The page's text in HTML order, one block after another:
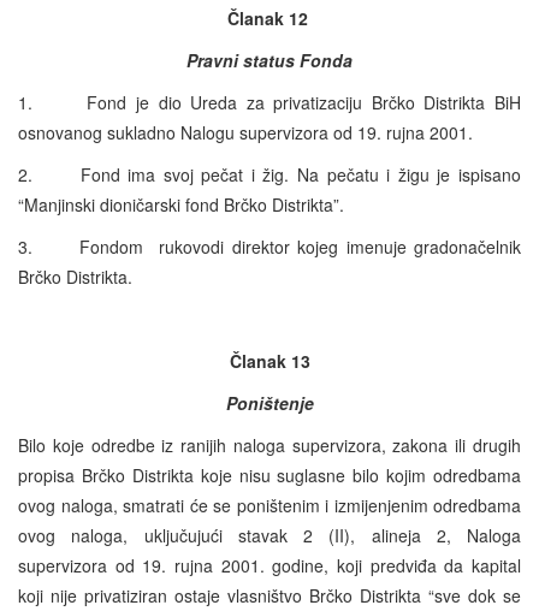
Članak 12
Pravni status Fonda
1. Fond je dio Ureda za privatizaciju Brčko Distrikta BiH
osnovanog sukladno Nalogu supervizora od 19. rujna 2001.
2. Fond ima svoj pečat i žig. Na pečatu i žigu je ispisano
“Manjinski dioničarski fond Brčko Distrikta”.
3. Fondom rukovodi direktor kojeg imenuje gradonačelnik
Brčko Distrikta.
Članak 13
Poništenje
Bilo koje odredbe iz ranijih naloga supervizora, zakona ili drugih
propisa Brčko Distrikta koje nisu suglasne bilo kojim odredbama
ovog naloga, smatrati će se poništenim i izmijenjenim odredbama
ovog naloga, uključujući stavak 2 (II), alineja 2, Naloga
supervizora od 19. rujna 2001. godine, koji predviđa da kapital
koji nije privatiziran ostaje vlasništvo Brčko Distrikta “sve dok se